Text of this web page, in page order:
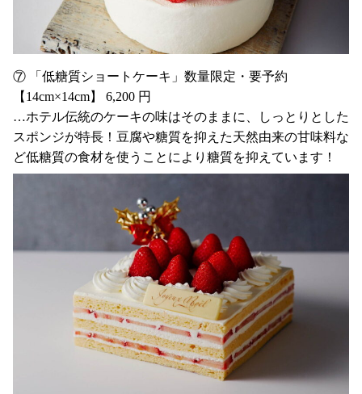
⑦ 「低糖質ショートケーキ」数量限定・要予約
【14cm×14cm】 6,200 円
…ホテル伝統のケーキの味はそのままに、しっとりとした
スポンジが特長！豆腐や糖質を抑えた天然由来の甘味料な
ど低糖質の食材を使うことにより糖質を抑えています！